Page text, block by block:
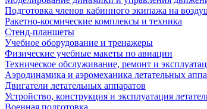
Подготовка членов кабинного экипажа на
Ракетно-космические комплексы и техника
Стенд-планшеты
Учебное оборудование и тренажеры
Физические учебные макеты по авиации
Техническое обслуживание, ремонт и
Аэродинамика и аэромеханика летательных
Двигатели летательных аппаратов
Устройство, конструкция и эксплуатация
Военная подготовка